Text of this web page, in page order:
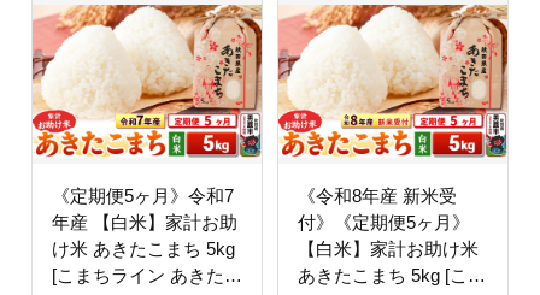
《定期便5ヶ月》令和7
年産 【白米】家計お助
け米 あきたこまち 5kg
[こまちライン あきたこ
《令和8年産 新米受
付》《定期便5ヶ月》
【白米】家計お助け米
あきたこまち 5kg [こま